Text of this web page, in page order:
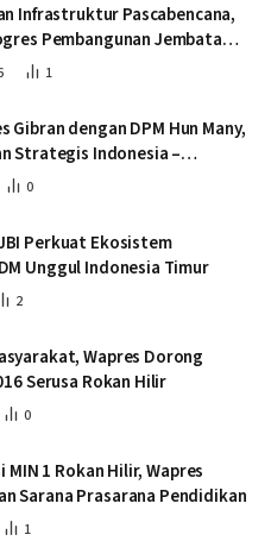
Infrastruktur Pascabencana,
Pembangunan Jembatan
1
Gibran dengan DPM Hun Many,
Strategis Indonesia –
0
Perkuat Ekosistem
Unggul Indonesia Timur
2
Wapres Dorong
Serusa Rokan Hilir
0
1 Rokan Hilir, Wapres
Sarana Prasarana Pendidikan
1